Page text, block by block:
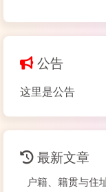
公告
这里是公告
最新文章
户籍、籍贯与住